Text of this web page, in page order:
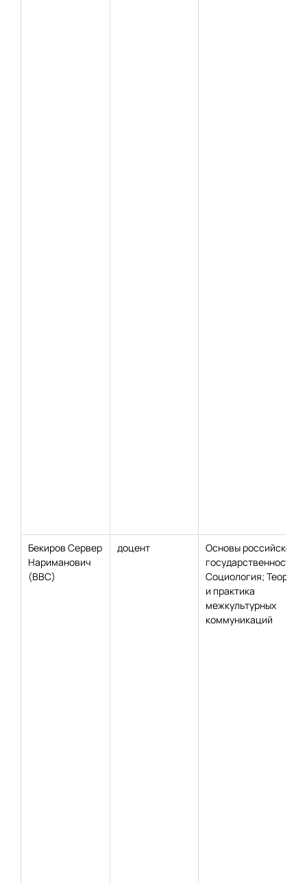
Бекиров Сервер
Нариманович
(ВВС)
доцент
Основы российской
государственности;
Социология; Теория
и практика
межкультурных
коммуникаций